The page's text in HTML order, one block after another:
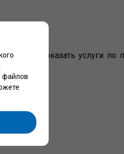
заявки, оказать услуги по
файлов